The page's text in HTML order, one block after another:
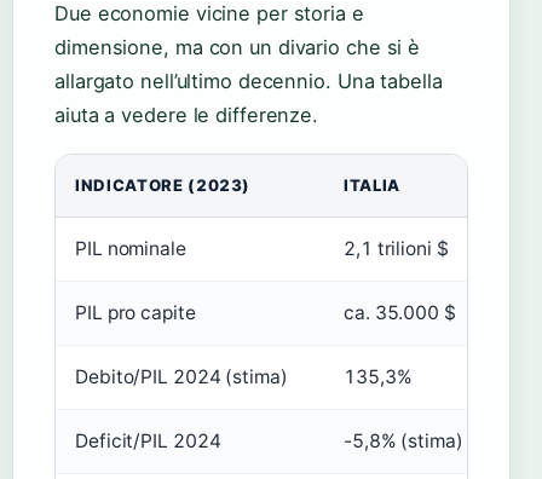
Due economie vicine per storia e
dimensione, ma con un divario che si è
allargato nell’ultimo decennio. Una tabella
aiuta a vedere le differenze.
INDICATORE (2023) ITALIA
PIL nominale 2,1 trilioni $
PIL pro capite ca. 35.000 $
Debito/PIL 2024 (stima) 135,3%
Deficit/PIL 2024 -5,8% (stima)